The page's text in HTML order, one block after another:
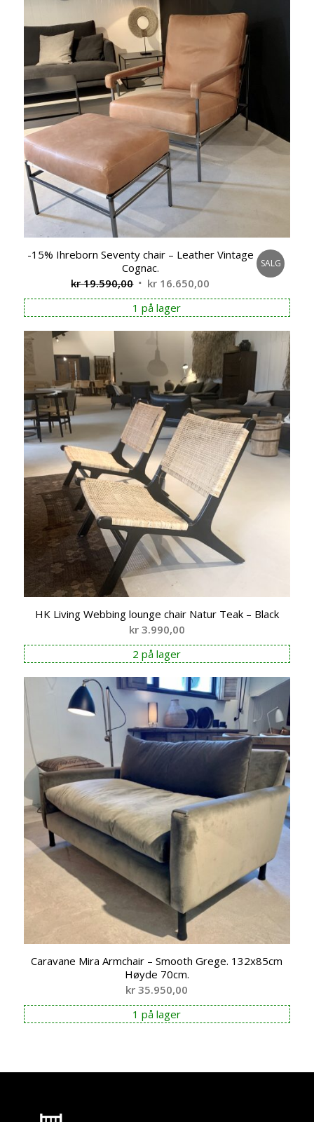
-15% Ihreborn Seventy chair – Leather Vintage
Cognac.
kr19.590,00 Opprinnelig
pris
var:
kr 19.590,00.
kr 16.650,00 Nåværende
pris
er:
kr 16.650,00.
SALG
1 på lager
HK Living Webbing lounge chair Natur Teak – Black
kr3.990,00
2 på lager
Caravane Mira Armchair – Smooth Grege. 132x85cm
Høyde 70cm.
kr 35.950,00
1 på lager